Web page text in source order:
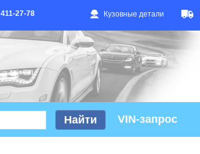
Кузовные детали
411-27-78
VIN-запрос